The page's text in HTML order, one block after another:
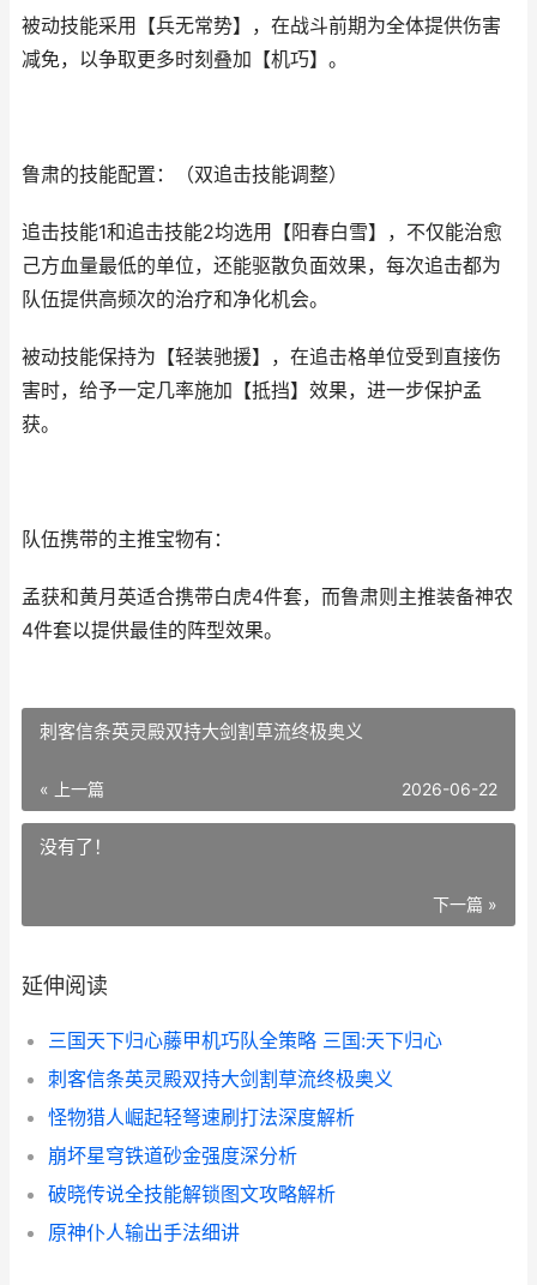
被动技能采用【兵无常势】，在战斗前期为全体提供伤害
减免，以争取更多时刻叠加【机巧】。
鲁肃的技能配置：（双追击技能调整）
追击技能1和追击技能2均选用【阳春白雪】，不仅能治愈
己方血量最低的单位，还能驱散负面效果，每次追击都为
队伍提供高频次的治疗和净化机会。
被动技能保持为【轻装驰援】，在追击格单位受到直接伤
害时，给予一定几率施加【抵挡】效果，进一步保护孟
获。
队伍携带的主推宝物有：
孟获和黄月英适合携带白虎4件套，而鲁肃则主推装备神农
4件套以提供最佳的阵型效果。
刺客信条英灵殿双持大剑割草流终极奥义
« 上一篇 2026-06-22
没有了！
下一篇 »
延伸阅读
三国天下归心藤甲机巧队全策略 三国:天下归心
刺客信条英灵殿双持大剑割草流终极奥义
怪物猎人崛起轻弩速刷打法深度解析
崩坏星穹铁道砂金强度深分析
破晓传说全技能解锁图文攻略解析
原神仆人输出手法细讲